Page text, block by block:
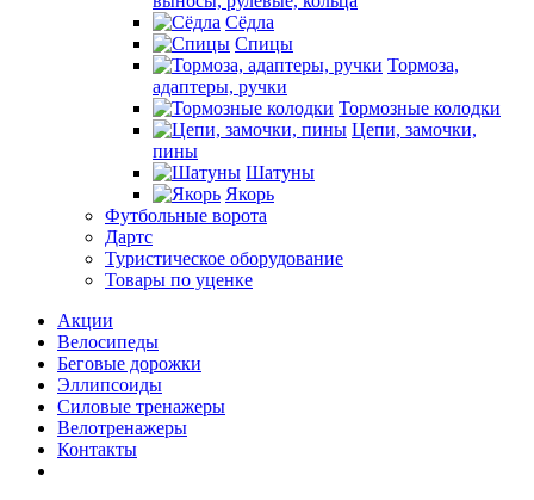
Сёдла
Спицы
Тормоза,
адаптеры, ручки
Тормозные колодки
Цепи, замочки,
пины
Шатуны
Якорь
Футбольные ворота
Дартс
Туристическое оборудование
Товары по уценке
Акции
Велосипеды
Беговые дорожки
Эллипсоиды
Силовые тренажеры
Велотренажеры
Контакты